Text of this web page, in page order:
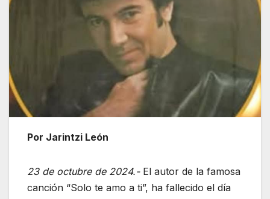
Por Jarintzi León
23 de octubre de 2024.-El autor de la famosa
canción “Solo te amo a ti”, ha fallecido el día